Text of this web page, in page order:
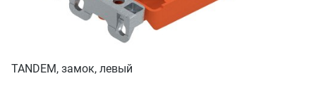
TANDEM, замок, левый